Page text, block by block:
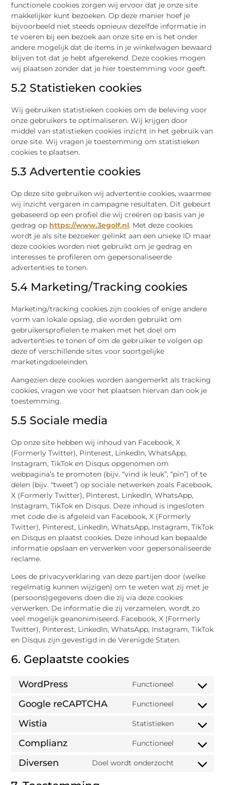
functionele cookies zorgen wij ervoor dat je onze site
makkelijker kunt bezoeken. Op deze manier hoef je
bijvoorbeeld niet steeds opnieuw dezelfde informatie in
te voeren bij een bezoek aan onze site en is het onder
andere mogelijk dat de items in je winkelwagen bewaard
blijven tot dat je hebt afgerekend. Deze cookies mogen
wij plaatsen zonder dat je hier toestemming voor geeft.
5.2 Statistieken cookies
Wij gebruiken statistieken cookies om de beleving voor
onze gebruikers te optimaliseren. Wij krijgen door
middel van statistieken cookies inzicht in het gebruik van
onze site. Wij vragen je toestemming om statistieken
cookies te plaatsen.
5.3 Advertentie cookies
Op deze site gebruiken wij advertentie cookies, waarmee
wij inzicht vergaren in campagne resultaten. Dit gebeurt
gebaseerd op een profiel die wij creëren op basis van je
gedrag op https://www.3egolf.nl. Met deze cookies
wordt je als site bezoeker gelinkt aan een unieke ID maar
deze cookies worden niet gebruikt om je gedrag en
interesses te profileren om gepersonaliseerde
advertenties te tonen.
5.4 Marketing/Tracking cookies
Marketing/tracking cookies zijn cookies of enige andere
vorm van lokale opslag, die worden gebruikt om
gebruikersprofielen te maken met het doel om
advertenties te tonen of om de gebruiker te volgen op
deze of verschillende sites voor soortgelijke
marketingdoeleinden.
Aangezien deze cookies worden aangemerkt als tracking
cookies, vragen we voor het plaatsen hiervan dan ook je
toestemming.
5.5 Sociale media
Op onze site hebben wij inhoud van Facebook, X
(Formerly Twitter), Pinterest, LinkedIn, WhatsApp,
Instagram, TikTok en Disqus opgenomen om
webpagina’s te promoten (bijv. “vind ik leuk”, “pin”) of te
delen (bijv. “tweet”) op sociale netwerken zoals Facebook,
X (Formerly Twitter), Pinterest, LinkedIn, WhatsApp,
Instagram, TikTok en Disqus. Deze inhoud is ingesloten
met code die is afgeleid van Facebook, X (Formerly
Twitter), Pinterest, LinkedIn, WhatsApp, Instagram, TikTok
en Disqus en plaatst cookies. Deze inhoud kan bepaalde
informatie opslaan en verwerken voor gepersonaliseerde
reclame.
Lees de privacyverklaring van deze partijen door (welke
regelmatig kunnen wijzigen) om te weten wat zij met je
(persoons)gegevens doen die zij via deze cookies
verwerken. De informatie die zij verzamelen, wordt zo
veel mogelijk geanonimiseerd. Facebook, X (Formerly
Twitter), Pinterest, LinkedIn, WhatsApp, Instagram, TikTok
en Disqus zijn gevestigd in de Verenigde Staten.
6. Geplaatste cookies
WordPress Functioneel
Google reCAPTCHA Functioneel
Wistia Statistieken
Complianz Functioneel
Diversen Doel wordt onderzocht